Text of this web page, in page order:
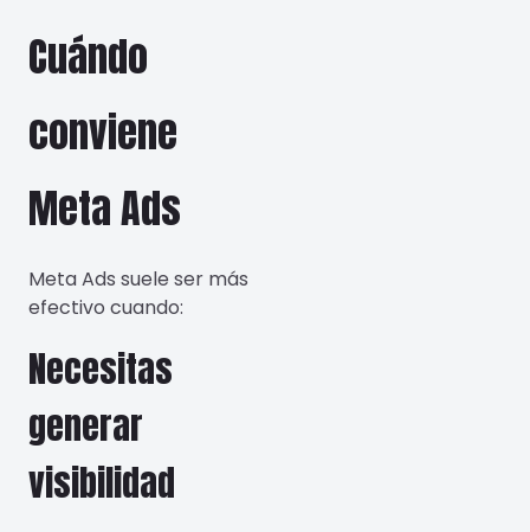
Cuándo
conviene
Meta Ads
Meta Ads suele ser más
efectivo cuando:
Necesitas
generar
visibilidad